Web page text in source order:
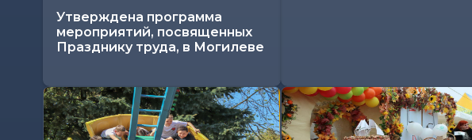
Утверждена программа
мероприятий, посвященных
Празднику труда, в Могилеве